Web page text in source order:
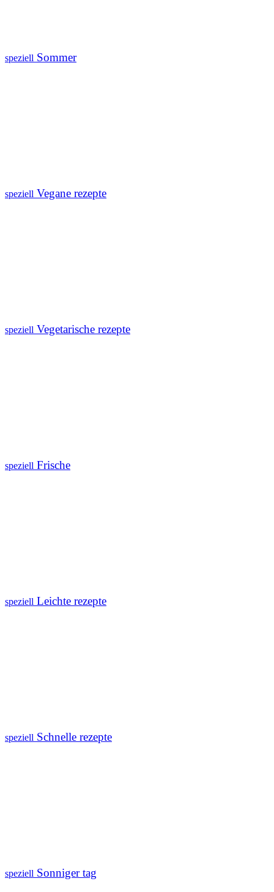
speziell Sommer
speziell Vegane rezepte
speziell Vegetarische rezepte
speziell Frische
speziell Leichte rezepte
speziell Schnelle rezepte
speziell Sonniger tag